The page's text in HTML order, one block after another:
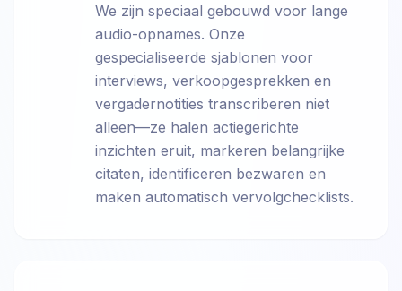
We zijn speciaal gebouwd voor lange
audio-opnames. Onze
gespecialiseerde sjablonen voor
interviews, verkoopgesprekken en
vergadernotities transcriberen niet
alleen—ze halen actiegerichte
inzichten eruit, markeren belangrijke
citaten, identificeren bezwaren en
maken automatisch vervolgchecklists.